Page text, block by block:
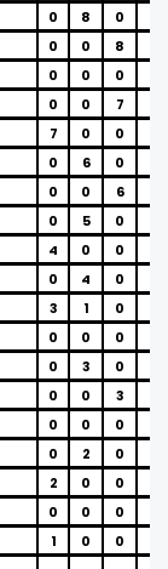
0 8 0
0 0 8
0 0 0
0 0 7
7 0 0
0 6 0
0 0 6
0 5 0
4 0 0
0 4 0
3 1 0
0 0 0
0 3 0
0 0 3
0 0 0
0 2 0
2 0 0
0 0 0
1 0 0